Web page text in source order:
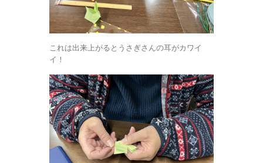
これは出来上がるとうさぎさんの耳がカワイ
イ！